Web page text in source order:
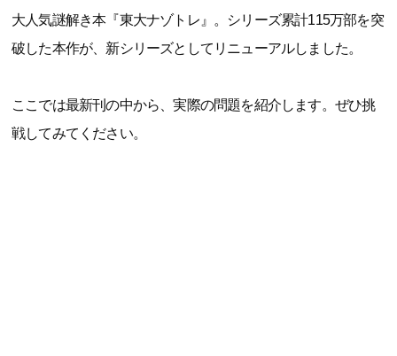
大人気謎解き本『東大ナゾトレ』。シリーズ累計115万部を突
破した本作が、新シリーズとしてリニューアルしました。
ここでは最新刊の中から、実際の問題を紹介します。ぜひ挑
戦してみてください。